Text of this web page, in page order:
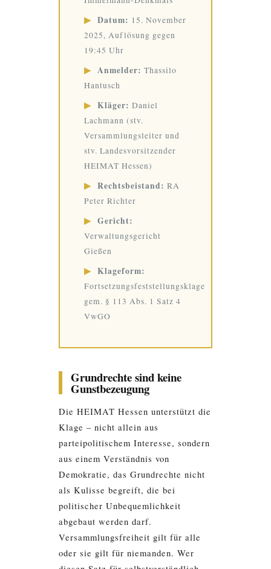
▶ Datum: 15. November
2025, Auflösung gegen
19:45 Uhr
▶ Anmelder: Thassilo
Hantusch
▶ Kläger: Daniel
Lachmann (stv.
Versammlungsleiter und
stv. Landesvorsitzender
HEIMAT Hessen)
▶ Rechtsbeistand: RA
Peter Richter
▶ Gericht:
Verwaltungsgericht
Gießen
▶ Klageform:
Fortsetzungsfeststellungsklage
gem. § 113 Abs. 1 Satz 4
VwGO
Grundrechte sind keine
Gunstbezeugung
Die HEIMAT Hessen unterstützt die
Klage – nicht allein aus
parteipolitischem Interesse, sondern
aus einem Verständnis von
Demokratie, das Grundrechte nicht
als Kulisse begreift, die bei
politischer Unbequemlichkeit
abgebaut werden darf.
Versammlungsfreiheit gilt für alle
oder sie gilt für niemanden. Wer